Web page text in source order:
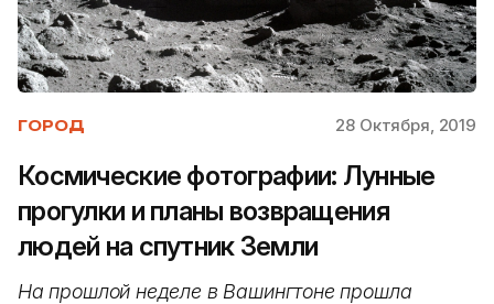
ГОРОД 28 Октября, 2019
Космические фотографии: Лунные
прогулки и планы возвращения
людей на спутник Земли
На прошлой неделе в Вашингтоне прошла